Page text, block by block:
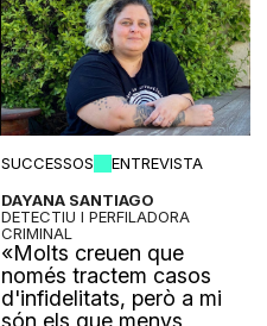
SUCCESSOS
ENTREVISTA
DAYANA SANTIAGO
DETECTIU I PERFILADORA
CRIMINAL
«Molts creuen que
només tractem casos
d'infidelitats, però a mi
són els que menys